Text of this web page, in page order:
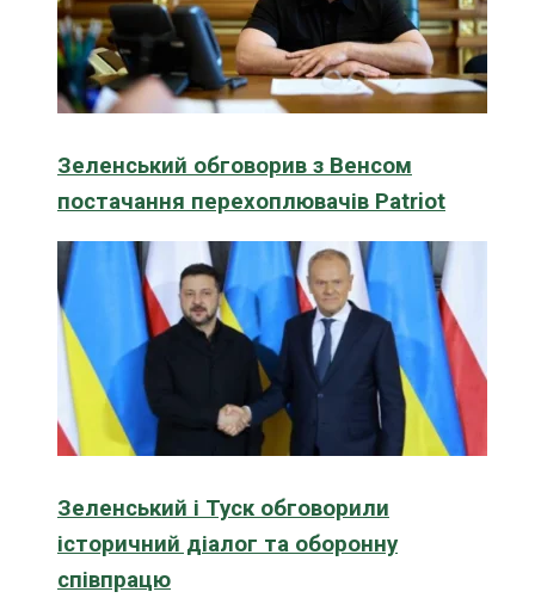
Зеленський обговорив з Венсом
постачання перехоплювачів Patriot
Зеленський і Туск обговорили
історичний діалог та оборонну
співпрацю